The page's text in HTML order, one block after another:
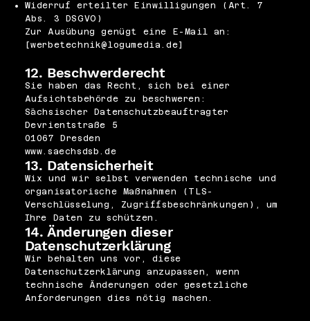
Widerruf erteilter Einwilligungen (Art. 7
Abs. 3 DSGVO)
Zur Ausübung genügt eine E-Mail an:
[werbetechnik@logumedia.de]
12. Beschwerderecht
Sie haben das Recht, sich bei einer
Aufsichtsbehörde zu beschweren:
Sächsischer Datenschutzbeauftragter
Devrientstraße 5
01067 Dresden
www.saechsdsb.de
13. Datensicherheit
Wix und wir selbst verwenden technische und
organisatorische Maßnahmen (TLS-
Verschlüsselung, Zugriffsbeschränkungen), um
Ihre Daten zu schützen.
14. Änderungen dieser
Datenschutzerklärung
Wir behalten uns vor, diese
Datenschutzerklärung anzupassen, wenn
technische Änderungen oder gesetzliche
Anforderungen dies nötig machen.